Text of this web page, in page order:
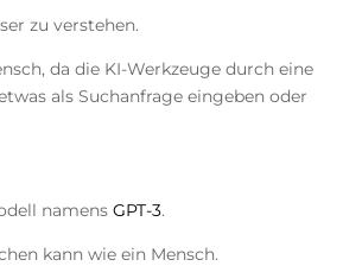
zu verstehen.
da die KI-Werkzeuge durch eine
als Suchanfrage eingeben oder
namensGPT-3.
kann wie ein Mensch.